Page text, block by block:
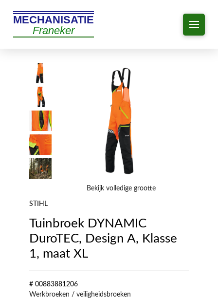
MECHANISATIE
Franeker
Bekijk volledige grootte
STIHL
Tuinbroek DYNAMIC
DuroTEC, Design A, Klasse
1, maat XL
# 00883881206
Werkbroeken / veiligheidsbroeken